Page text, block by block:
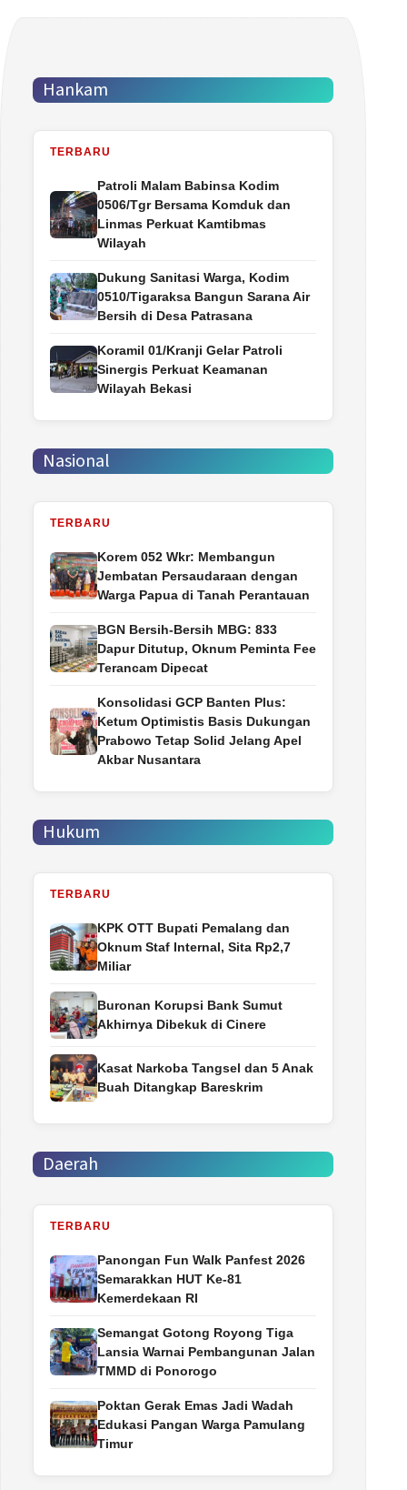
Hankam
TERBARU
Patroli Malam Babinsa Kodim
0506/Tgr Bersama Komduk dan
Linmas Perkuat Kamtibmas
Wilayah
Dukung Sanitasi Warga, Kodim
0510/Tigaraksa Bangun Sarana Air
Bersih di Desa Patrasana
Koramil 01/Kranji Gelar Patroli
Sinergis Perkuat Keamanan
Wilayah Bekasi
Nasional
TERBARU
Korem 052 Wkr: Membangun
Jembatan Persaudaraan dengan
Warga Papua di Tanah Perantauan
BGN Bersih-Bersih MBG: 833
Dapur Ditutup, Oknum Peminta Fee
Terancam Dipecat
Konsolidasi GCP Banten Plus:
Ketum Optimistis Basis Dukungan
Prabowo Tetap Solid Jelang Apel
Akbar Nusantara
Hukum
TERBARU
‎KPK OTT Bupati Pemalang dan
Oknum Staf Internal, Sita Rp2,7
Miliar
Buronan Korupsi Bank Sumut
Akhirnya Dibekuk di Cinere
Kasat Narkoba Tangsel dan 5 Anak
Buah Ditangkap Bareskrim
Daerah
TERBARU
Panongan Fun Walk Panfest 2026
Semarakkan HUT Ke-81
Kemerdekaan RI
Semangat Gotong Royong Tiga
Lansia Warnai Pembangunan Jalan
TMMD di Ponorogo
Poktan Gerak Emas Jadi Wadah
Edukasi Pangan Warga Pamulang
Timur